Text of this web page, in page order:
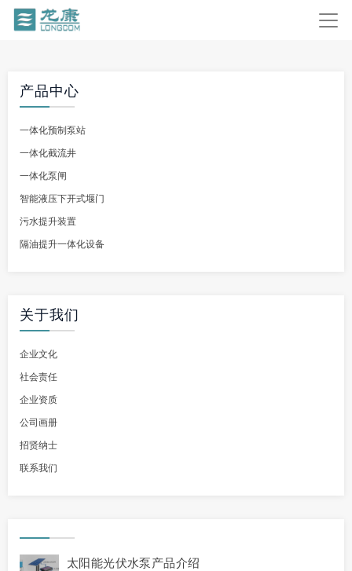
产品中心
一体化预制泵站
一体化截流井
一体化泵闸
智能液压下开式堰门
污水提升装置
隔油提升一体化设备
关于我们
企业文化
社会责任
企业资质
公司画册
招贤纳士
联系我们
太阳能光伏水泵产品介绍